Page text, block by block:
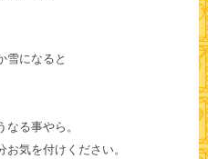
雪になると
る事やら。
気を付けください。